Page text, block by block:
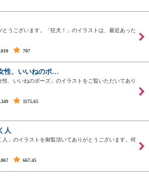
とうございます。「狂犬！」のイラストは、最近あった
707
性、いいねのポ…
性、いいねのポーズ」のイラストをご覧いただいてあり
1175.65
人
人」のイラストを御覧頂いてありがとうございます。何
667.45